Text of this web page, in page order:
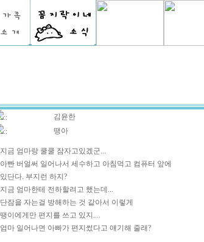
::
김윤한
::
땡아
지금 엄마랑 쿨쿨 잠자고있겠군...
아빤 버얼써 일어나서 세수하고 아침먹고 컴퓨터 앞에
있단다. 부지런 하지?
지금 엄마한테 전하할려고 했는데...
단잠을 자는걸 방해하는 것 같아서 이렇게
땡이에게만 편지를 쓰고 있지....
엄마 일어나면 아빠가 편지썼다고 얘기해 줄래?